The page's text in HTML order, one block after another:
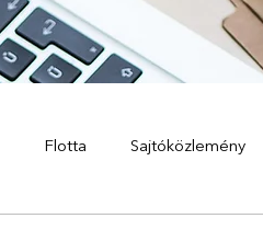
Flotta Sajtóközlemény